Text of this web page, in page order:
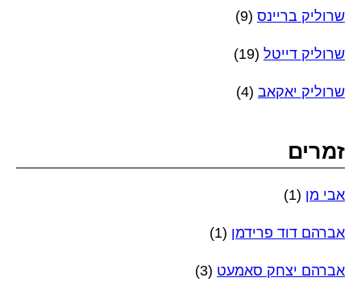
שרוליק בריינס (9)
שרוליק דייטל (19)
שרוליק יאקאב (4)
זמרים
אבי מן (1)
אברהם דוד פרידמן (1)
אברהם יצחק סאמעט (3)